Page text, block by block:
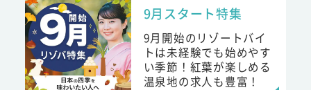
9月スタート特集
9月開始のリゾートバイ
トは未経験でも始めやす
い季節！紅葉が楽しめる
温泉地の求人も豊富！